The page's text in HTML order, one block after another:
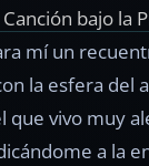
Canción bajo la
mí un
la esfera del
que vivo muy
a la